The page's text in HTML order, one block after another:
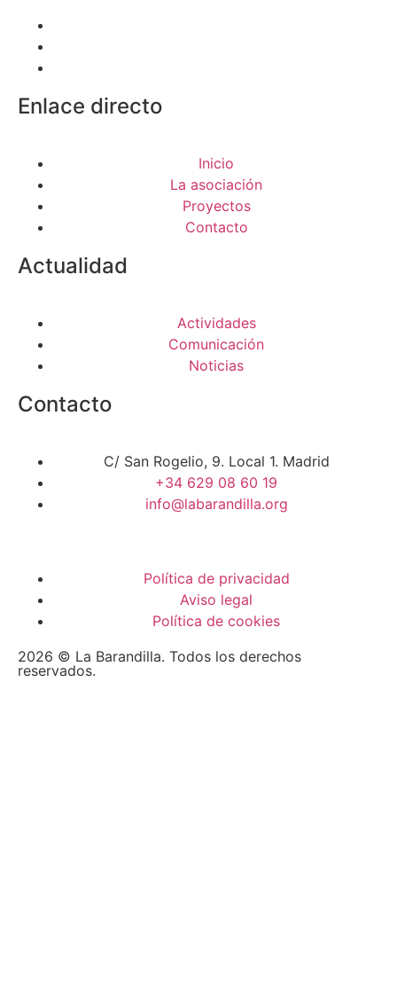
Enlace directo
Inicio
La asociación
Proyectos
Contacto
Actualidad
Actividades
Comunicación
Noticias
Contacto
C/ San Rogelio, 9. Local 1. Madrid
+34 629 08 60 19
info@labarandilla.org
2026 © La Barandilla. Todos los derechos
reservados.
Política de privacidad
Aviso legal
Política de cookies